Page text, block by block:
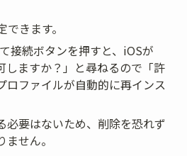
きます。
接続ボタンを押すと、iOSが
しますか？」と尋ねるので「許
ロファイルが自動的に再インス
必要はないため、削除を恐れず
せん。